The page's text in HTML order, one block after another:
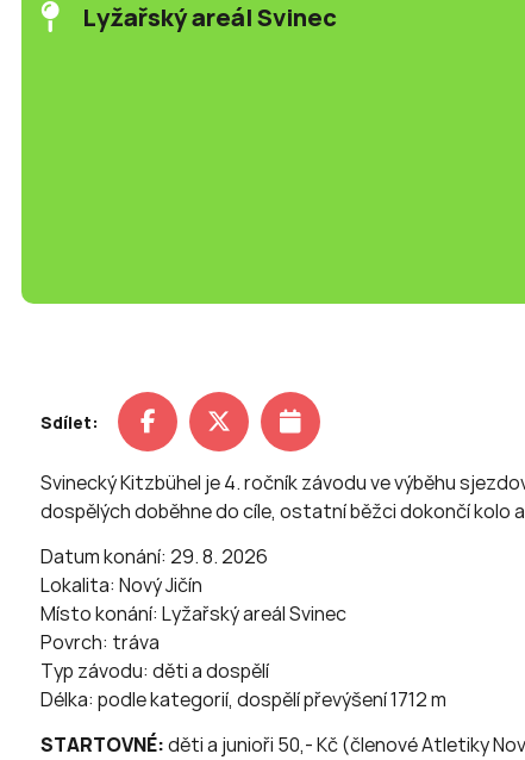
Lyžařský areál Svinec
Sdílet:
Svinecký Kitzbühel je 4. ročník závodu ve výběhu
dospělých doběhne do cíle, ostatní běžci dokončí kolo
Datum konání: 29. 8. 2026
Lokalita: Nový Jičín
Místo konání: Lyžařský areál Svinec
Povrch: tráva
Typ závodu: děti a dospělí
Délka: podle kategorií, dospělí převýšení 1712 m
STARTOVNÉ:děti a junioři 50,- Kč (členové Atletiky